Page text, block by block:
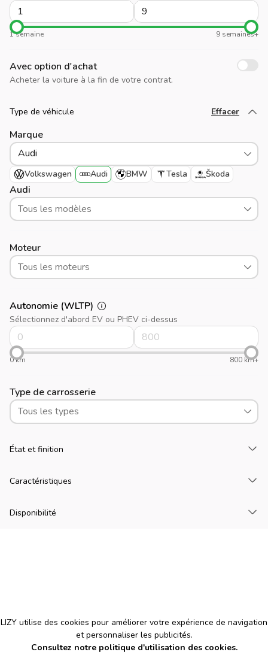
1 semaine 9 semaines+
Avec option d'achat
Acheter la voiture à la fin de votre contrat.
Type de véhicule Effacer
Chargez plus
Marque
Audi
Volkswagen Audi BMW Tesla Škoda
Audi
Tous les modèles
Moteur
Tous les moteurs
Autonomie (WLTP)
Sélectionnez d'abord EV ou PHEV ci-dessus
0 km 800 km+
Type de carrosserie
Tous les types
État et finition
Caractéristiques
Disponibilité
Cookies
LIZY utilise des cookies pour améliorer votre expérience de navigation
et personnaliser les publicités.
Consultez notre politique d'utilisation des cookies.